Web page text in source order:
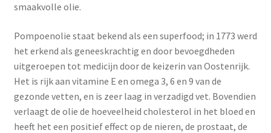
smaakvolle olie.
Pompoenolie staat bekend als een superfood; in 1773 werd
het erkend als geneeskrachtig en door bevoegdheden
uitgeroepen tot medicijn door de keizerin van Oostenrijk.
Het is rijk aan vitamine E en omega 3, 6 en 9 van de
gezonde vetten, en is zeer laag in verzadigd vet. Bovendien
verlaagt de olie de hoeveelheid cholesterol in het bloed en
heeft het een positief effect op de nieren, de prostaat, de